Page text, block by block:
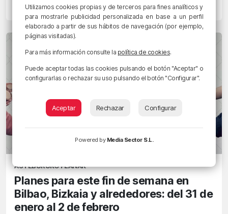
29/01/2025 • 11:37 • RADIO POPULAR - HERRI IRRATIA
ASTEBURUKO PLANAK
Planes para este fin de semana en
Bilbao, Bizkaia y alrededores: del 31 de
enero al 2 de febrero
Utilizamos cookies propias y de terceros para fines analíticos y
para mostrarle publicidad personalizada en base a un perfil
elaborado a partir de sus hábitos de navegación (por ejemplo,
páginas visitadas).
Para más información consulte la política de cookies.
Puede aceptar todas las cookies pulsando el botón "Aceptar" o
configurarlas o rechazar su uso pulsando el botón "Configurar".
Aceptar Rechazar Configurar
Powered by Media Sector S.L.